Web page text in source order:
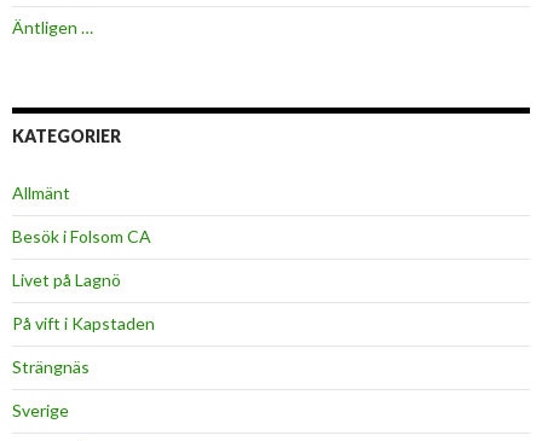
Äntligen …
KATEGORIER
Allmänt
Besök i Folsom CA
Livet på Lagnö
På vift i Kapstaden
Strängnäs
Sverige